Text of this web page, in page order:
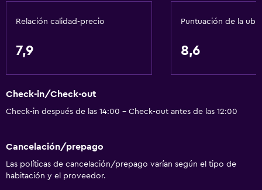
Wifi gratis
Wifi disponible en todas las instalaciones
Champú
Alarma de humo
Aire acondicionado
Relación calidad-precio
7,9
Puntuación de la
8,6
Check-in/Check-out
Check-in después de las 14:00 - Check-out antes de las 12:00
Cancelación/prepago
Las políticas de cancelación/prepago varían según el tipo de
habitación y el proveedor.